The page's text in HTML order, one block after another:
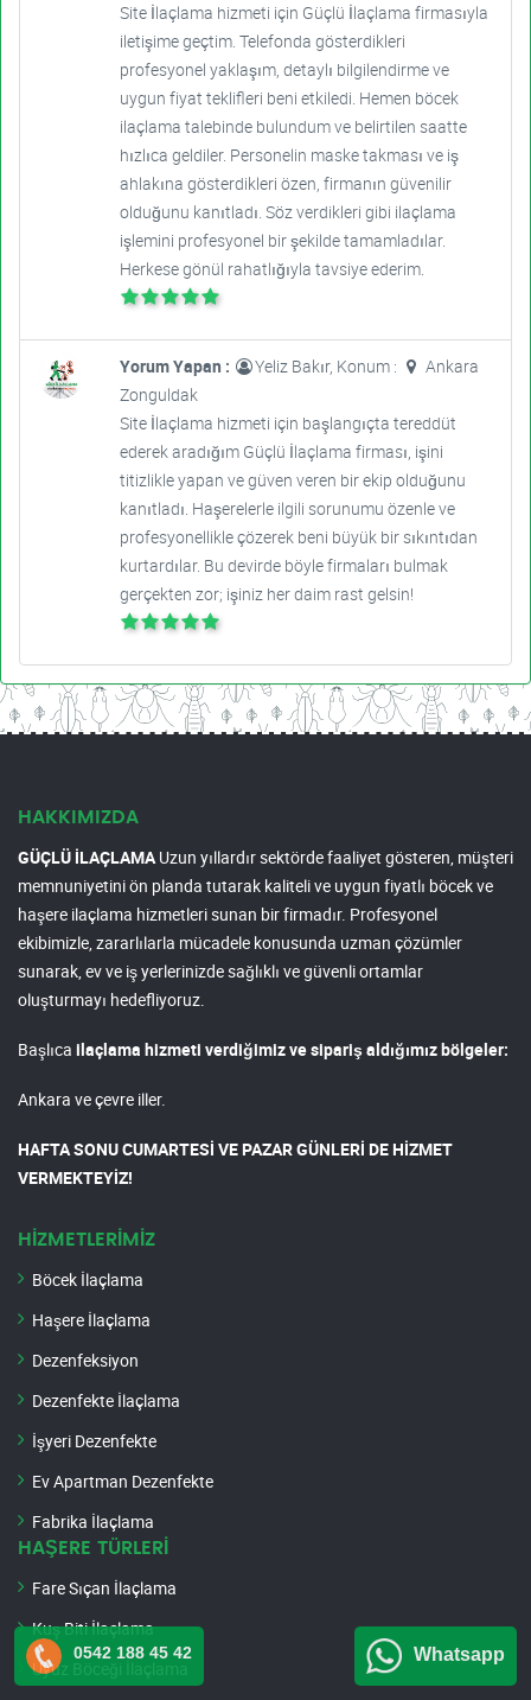
Site İlaçlama hizmeti için Güçlü İlaçlama firmasıyla
iletişime geçtim. Telefonda gösterdikleri
profesyonel yaklaşım, detaylı bilgilendirme ve
uygun fiyat teklifleri beni etkiledi. Hemen böcek
ilaçlama talebinde bulundum ve belirtilen saatte
hızlıca geldiler. Personelin maske takması ve iş
ahlakına gösterdikleri özen, firmanın güvenilir
olduğunu kanıtladı. Söz verdikleri gibi ilaçlama
işlemini profesyonel bir şekilde tamamladılar.
Herkese gönül rahatlığıyla tavsiye ederim.
Yorum Yapan : Yeliz Bakır, Konum :
Ankara
Zonguldak
Site İlaçlama hizmeti için başlangıçta tereddüt
ederek aradığım Güçlü İlaçlama firması, işini
titizlikle yapan ve güven veren bir ekip olduğunu
kanıtladı. Haşerelerle ilgili sorunumu özenle ve
profesyonellikle çözerek beni büyük bir sıkıntıdan
kurtardılar. Bu devirde böyle firmaları bulmak
gerçekten zor; işiniz her daim rast gelsin!
HAKKIMIZDA
GÜÇLÜ İLAÇLAMAUzun yıllardır sektörde faaliyet gösteren, müşteri
memnuniyetini ön planda tutarak kaliteli ve uygun fiyatlı böcek ve
haşere ilaçlama hizmetleri sunan bir firmadır. Profesyonel
ekibimizle, zararlılarla mücadele konusunda uzman çözümler
sunarak, ev ve iş yerlerinizde sağlıklı ve güvenli ortamlar
oluşturmayı hedefliyoruz.
Başlıca ilaçlama hizmeti verdiğimiz ve sipariş aldığımız bölgeler:
Ankara ve çevre iller.
HAFTA SONU CUMARTESİ VE PAZAR GÜNLERİ DE HİZMET
VERMEKTEYİZ!
HİZMETLERİMİZ
Böcek İlaçlama
Haşere İlaçlama
Dezenfeksiyon
Dezenfekte İlaçlama
İşyeri Dezenfekte
Ev Apartman Dezenfekte
Fabrika İlaçlama
HAŞERE TÜRLERİ
Fare Sıçan İlaçlama
Kuş Biti İlaçlama
Uyuz Böceği İlaçlama
0542 188 45 42 Whatsapp